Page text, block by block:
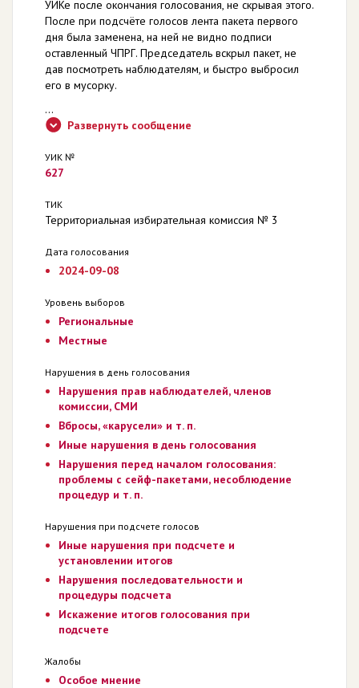
УИКе после окончания голосования, не скрывая этого.
После при подсчёте голосов лента пакета первого
дня была заменена, на ней не видно подписи
оставленный ЧПРГ. Председатель вскрыл пакет, не
дав посмотреть наблюдателям, и быстро выбросил
его в мусорку.
...
Развернуть сообщение
УИК №
627
ТИК
Территориальная избирательная комиссия № 3
Дата голосования
2024-09-08
Уровень выборов
Региональные
Местные
Нарушения в день голосования
Нарушения прав наблюдателей, членов
комиссии, СМИ
Вбросы, «карусели» и т. п.
Иные нарушения в день голосования
Нарушения перед началом голосования:
проблемы с сейф-пакетами, несоблюдение
процедур и т. п.
Нарушения при подсчете голосов
Иные нарушения при подсчете и
установлении итогов
Нарушения последовательности и
процедуры подсчета
Искажение итогов голосования при
подсчете
Жалобы
Особое мнение